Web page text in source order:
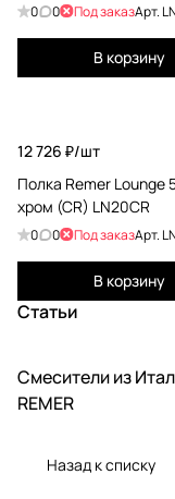
0 0 Под заказАрт.
В корзину
12 726 ₽/шт
Полка Remer Lounge
хром (CR) LN20CR
0 0 Под заказАрт.
В корзину
Статьи
Производства
Смесители из
REMER
Назад к списку